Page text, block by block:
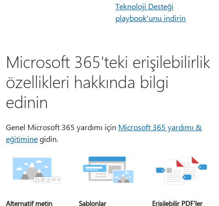
Teknoloji Desteği
playbook'unu indirin
Microsoft 365'teki erişilebilirlik
özellikleri hakkında bilgi
edinin
Genel Microsoft 365 yardımı için Microsoft 365 yardımı &
eğitiminegidin.
Alternatif metin Şablonlar Erişilebilir PDF'ler